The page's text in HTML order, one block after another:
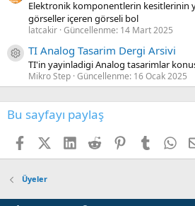
Elektronik komponentlerin kesitlerinin
görseller içeren görseli bol
latcakir Güncellenme: 14 Mart 2025
Kaynak ikon/amblem
TI Analog Tasarim Dergi Arsivi
TI'in yayinladigi Analog tasarimlar
Mikro Step Güncellenme: 16 Ocak 2025
Bu sayfayı paylaş
FacebookX (Twitter)
LinkedIn
Reddit PinterestTumblr
Üyeler